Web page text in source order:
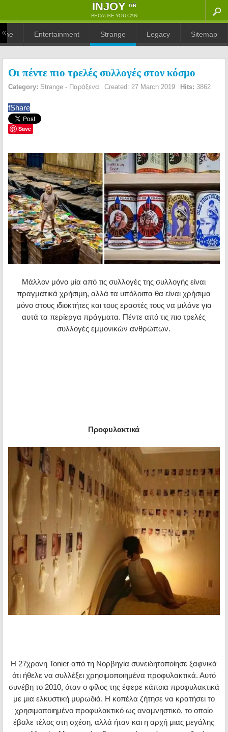
ΙNJOY
GR
BECAUSE YOU CAN
Entertainment Strange Legacy Sitemap
Οι πέντε πιο τρελές συλλογές στον κόσμο
Category: Strange - Παράξενα Created: 27 March 2019 Hits: 3862
fShare
Save
Μάλλον μόνο μία από τις συλλογές της συλλογής είναι
πραγματικά χρήσιμη, αλλά τα υπόλοιπα θα είναι χρήσιμα
μόνο στους ιδιοκτήτες και τους εραστές τους να μιλάνε για
αυτά τα περίεργα πράγματα. Πέντε από τις πιο τρελές
συλλογές εμμονικών ανθρώπων.
Προφυλακτικά
Η 27χρονη Tonier από τη Νορβηγία συνειδητοποίησε ξαφνικά
ότι ήθελε να συλλέξει χρησιμοποιημένα προφυλακτικά. Αυτό
συνέβη το 2010, όταν ο φίλος της έφερε κάποια προφυλακτικά
με μια ελκυστική μυρωδιά. Η κοπέλα ζήτησε να κρατήσει το
χρησιμοποιημένο προφυλακτικό ως αναμνηστικό, το οποίο
έβαλε τέλος στη σχέση, αλλά ήταν και η αρχή μιας μεγάλης